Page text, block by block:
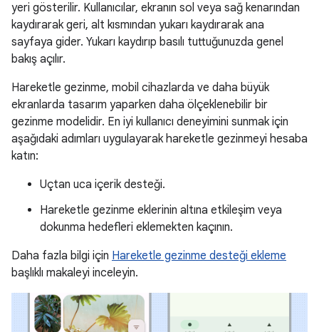
yeri gösterilir. Kullanıcılar, ekranın sol veya sağ kenarından
kaydırarak geri, alt kısmından yukarı kaydırarak ana
sayfaya gider. Yukarı kaydırıp basılı tuttuğunuzda genel
bakış açılır.
Hareketle gezinme, mobil cihazlarda ve daha büyük
ekranlarda tasarım yaparken daha ölçeklenebilir bir
gezinme modelidir. En iyi kullanıcı deneyimini sunmak için
aşağıdaki adımları uygulayarak hareketle gezinmeyi hesaba
katın:
Uçtan uca içerik desteği.
Hareketle gezinme eklerinin altına etkileşim veya
dokunma hedefleri eklemekten kaçının.
Daha fazla bilgi için Hareketle gezinme desteği ekleme
başlıklı makaleyi inceleyin.